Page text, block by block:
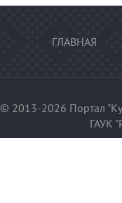
ГЛАВНАЯ
© 2013-2026 Портал
ГАУК